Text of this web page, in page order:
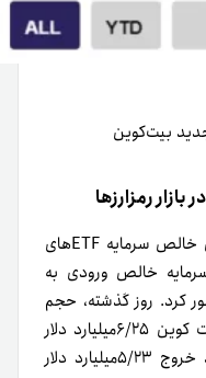
گفتنی‌ است پس از چهار روز که جریان خالص سرمایه ETFهای
خالص ورودی به
کرد. روز گذشته، حجم
سرمایه ورودی به ETFهای جدید بیت کوین ۶/۲۵میلیارد دلار
بود؛ درحالی‌که صندوق GBTC شاهد خروج ۵/۲۳میلیارد دلار